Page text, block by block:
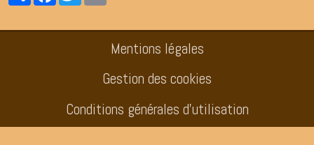
Mentions légales
Gestion des cookies
Conditions générales d'utilisation